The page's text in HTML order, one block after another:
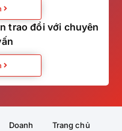
trao đổi với chuyên
Trang chủ
Doanh